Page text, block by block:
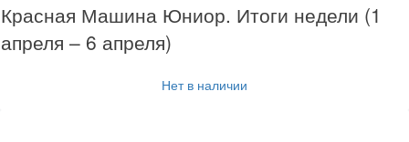
Красная Машина Юниор. Итоги недели (1
апреля – 6 апреля)
Нет в наличии